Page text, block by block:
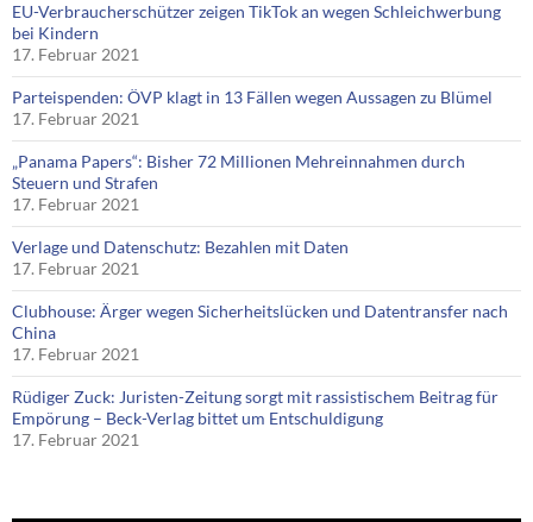
EU-Verbraucherschützer zeigen TikTok an wegen Schleichwerbung
bei Kindern
17. Februar 2021
Parteispenden: ÖVP klagt in 13 Fällen wegen Aussagen zu Blümel
17. Februar 2021
„Panama Papers“: Bisher 72 Millionen Mehreinnahmen durch
Steuern und Strafen
17. Februar 2021
Verlage und Datenschutz: Bezahlen mit Daten
17. Februar 2021
Clubhouse: Ärger wegen Sicherheitslücken und Datentransfer nach
China
17. Februar 2021
Rüdiger Zuck: Juristen-Zeitung sorgt mit rassistischem Beitrag für
Empörung – Beck-Verlag bittet um Entschuldigung
17. Februar 2021